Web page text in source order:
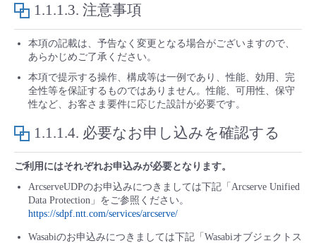
1.1.1.3. 注意事項
本項の記載は、予告なく変更となる場合がございますので、
あらかじめご了承ください。
本項で提示する操作、構成等は一例であり、性能、効用、完
全性等を保証するものではありません。性能、可用性、保守
性など、お客さま要件に応じた設計が必要です。
1.1.1.4. 必要なお申し込みを確認する
ご利用にはそれぞれお申込みが必要となります。
ArcserveUDPのお申込みにつきましては下記「Arcserve Unified
Data Protection」をご参照ください。
https://sdpf.ntt.com/services/arcserve/
Wasabiのお申込みにつきましては下記「Wasabiオブジェクトス